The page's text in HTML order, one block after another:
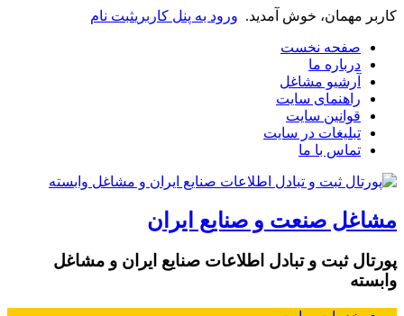
کاربر مهمان، خوش آمدید. ورود به پنل کاربریثبت نام
صفحه نخست
درباره ما
آرشیو مشاغل
راهنمای سایت
قوانین سایت
تبلیغات در سایت
تماس با ما
مشاغل صنعت و صنایع ایران
پورتال ثبت و تبادل اطلاعات صنایع ایران و مشاغل
وابسته